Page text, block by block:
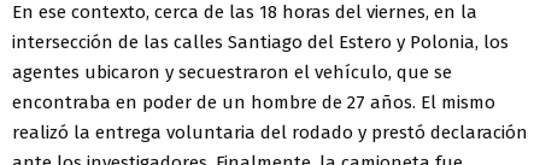
En ese contexto, cerca de las 18 horas del viernes, en la
intersección de las calles Santiago del Estero y Polonia, los
agentes ubicaron y secuestraron el vehículo, que se
encontraba en poder de un hombre de 27 años. El mismo
realizó la entrega voluntaria del rodado y prestó declaración